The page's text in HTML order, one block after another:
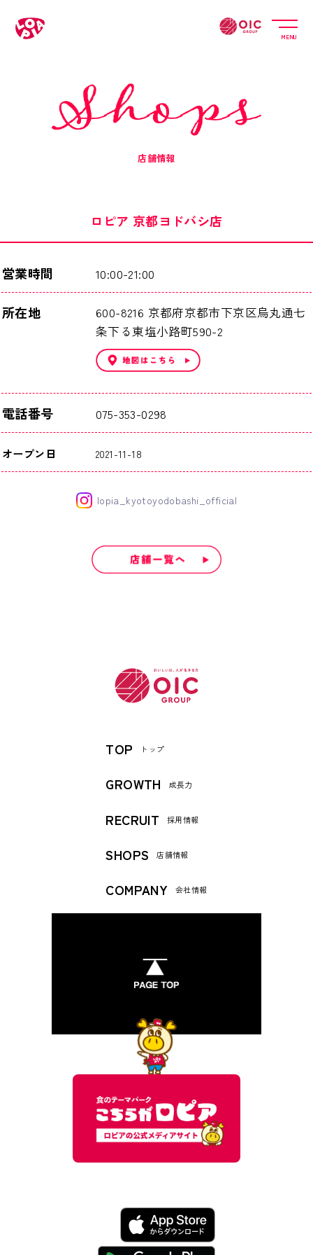
MENU
店舗情報
ロピア 京都ヨドバシ店
営業時間 10:00-21:00
所在地
600-8216 京都府京都市下京区烏丸通七
条下る東塩小路町590-2
電話番号 075-353-0298
オープン日 2021-11-18
lopia_kyotoyodobashi_official
TOP トップ
GROWTH 成長力
RECRUIT 採用情報
SHOPS 店舗情報
COMPANY 会社情報